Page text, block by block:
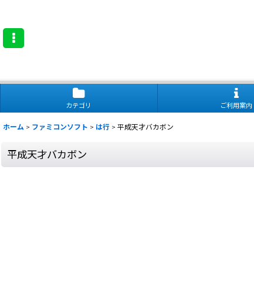
カテゴリ ご利用案内
ホーム > ファミコンソフト > は行 > 平成天才バカボン
平成天才バカボン